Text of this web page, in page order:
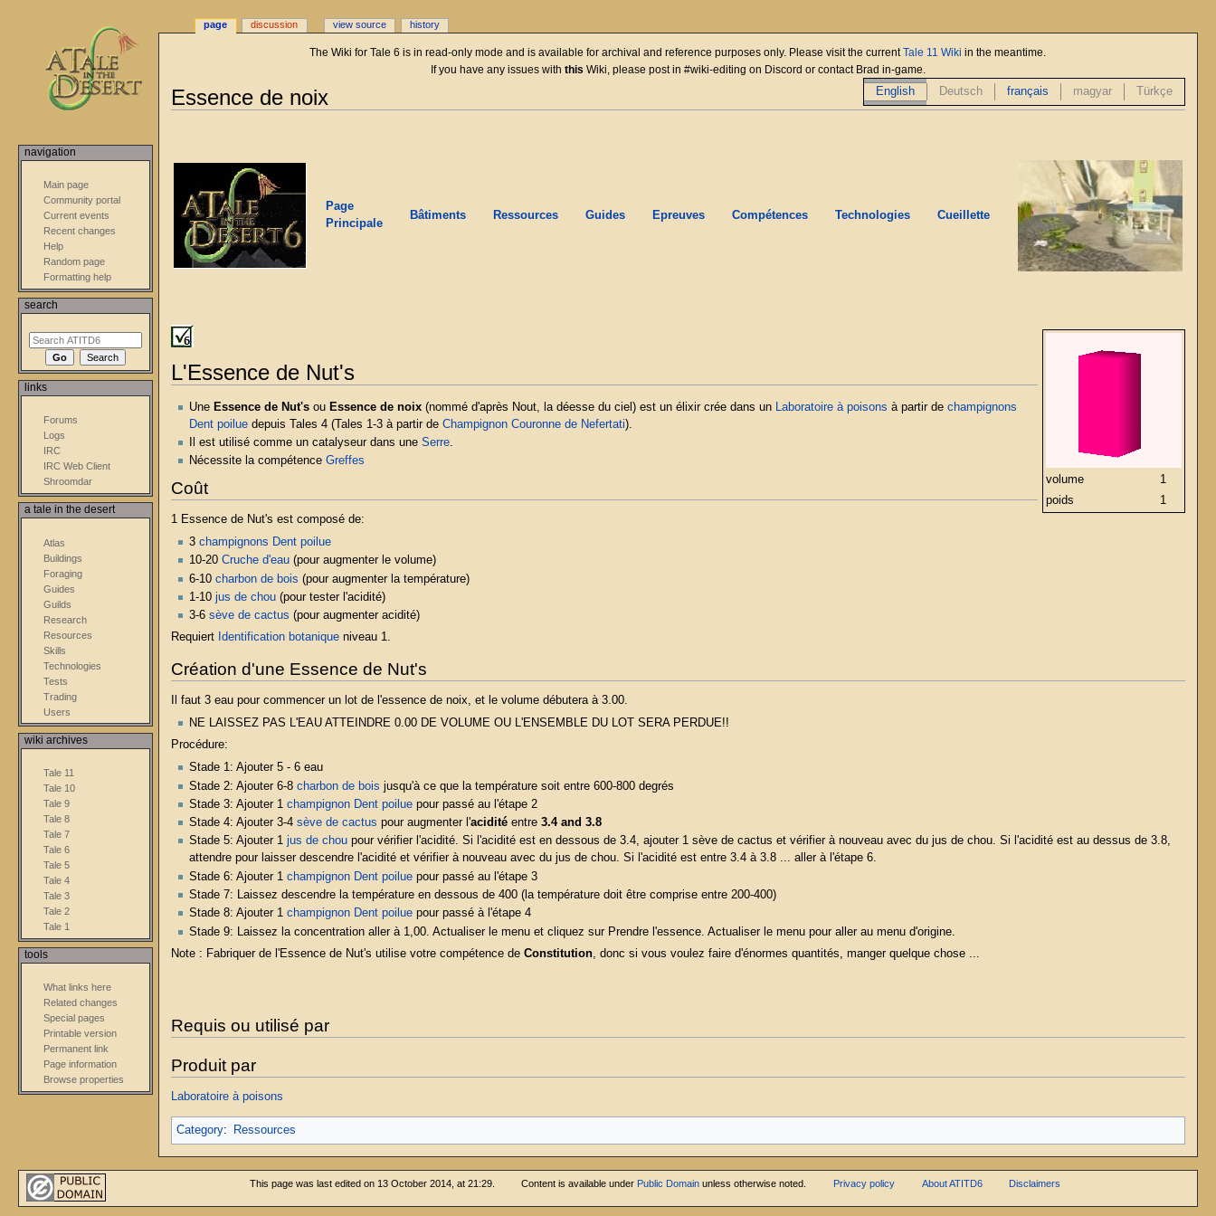
The Wiki for Tale 6 is in read-only mode and is available for archival and reference purposes only. Please visit the currentTale 11 Wiki in the meantime.
If you have any issues with this Wiki, please post in #wiki-editing on Discord or contact Brad in-game.
Essence de noix
to
to
English Deutsch français magyar Türkçe
Page
Principale
Bâtiments Ressources Guides Epreuves Compétences Technologies Cueillette
volume
1
poids
1
L'Essence de Nut's
Une Essence de Nut'sou Essence de noix(nommé d'après Nout, la déesse du ciel) est un élixir crée dans un Laboratoire à poisons à partir de champignons
Dent poiluedepuis Tales 4 (Tales 1-3 à partir de Champignon Couronne de Nefertati).
Il est utilisé comme un catalyseur dans une Serre.
Nécessite la compétence Greffes
Coût
1 Essence de Nut's est composé de:
3 champignons Dent poilue
10-20 Cruche d'eau(pour augmenter le volume)
6-10 charbon de bois (pour augmenter la température)
1-10 jus de chou(pour tester l'acidité)
3-6 sève de cactus (pour augmenter acidité)
Requiert Identification botaniqueniveau 1.
Création d'une Essence de Nut's
Il faut 3 eau pour commencer un lot de l'essence de noix, et le volume débutera à 3.00.
NE LAISSEZ PAS L'EAU ATTEINDRE 0.00 DE VOLUME OU L'ENSEMBLE DU LOT SERA PERDUE!!
Procédure:
Stade 1: Ajouter 5 - 6 eau
Stade 2: Ajouter 6-8 charbon de bois jusqu'à ce que la température soit entre 600-800 degrés
Stade 3: Ajouter 1 champignon Dent poiluepour passé au l'étape 2
Stade 4: Ajouter 3-4 sève de cactus pour augmenter l'aciditéentre 3.4 and 3.8
Stade 5: Ajouter 1 jus de choupour vérifier l'acidité. Si l'acidité est en dessous de 3.4, ajouter 1 sève de cactus et vérifier à nouveau avec du jus de chou. Si l'acidité est au dessus de 3.8,
attendre pour laisser descendre l'acidité et vérifier à nouveau avec du jus de chou. Si l'acidité est entre 3.4 à 3.8 ... aller à l'étape 6.
Stade 6: Ajouter 1 champignon Dent poiluepour passé au l'étape 3
Stade 7: Laissez descendre la température en dessous de 400 (la température doit être comprise entre 200-400)
Stade 8: Ajouter 1 champignon Dent poiluepour passé à l'étape 4
Stade 9: Laissez la concentration aller à 1,00. Actualiser le menu et cliquez sur Prendre l'essence. Actualiser le menu pour aller au menu d'origine.
Note : Fabriquer de l'Essence de Nut's utilise votre compétence de Constitution, donc si vous voulez faire d'énormes quantités, manger quelque chose ...
Requis ou utilisé par
Produit par
Laboratoire à poisons
Category: Ressources
page discussion view source history
navigation
Main page
Community portal
Current events
Recent changes
Help
Random page
Formatting help
search
links
Forums
Logs
IRC
IRC Web Client
Shroomdar
a tale in the desert
Atlas
Buildings
Foraging
Guides
Guilds
Research
Resources
Skills
Technologies
Tests
Trading
Users
wiki archives
Tale 11
Tale 10
Tale 9
Tale 8
Tale 7
Tale 6
Tale 5
Tale 4
Tale 3
Tale 2
Tale 1
tools
What links here
Related changes
Special pages
Printable version
Permanent link
Page information
Browse properties
This page was last edited on 13 October 2014, at 21:29. Content is available under Public Domain unless otherwise noted. Privacy policy About ATITD6 Disclaimers